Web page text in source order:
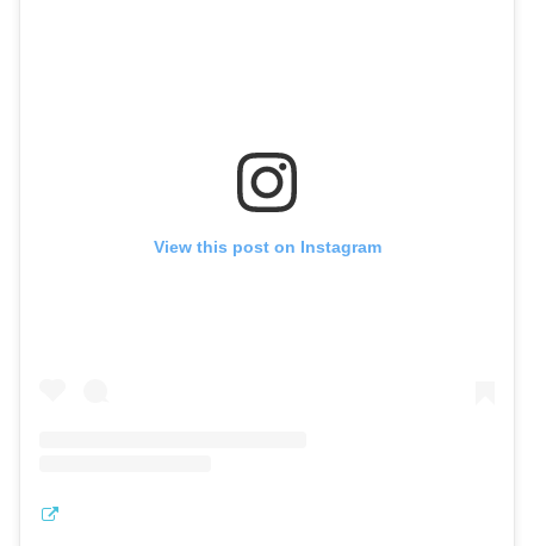
View this post on Instagram